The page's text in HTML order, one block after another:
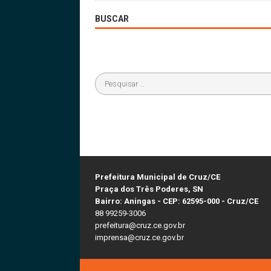
BUSCAR
Prefeitura Municipal de Cruz/CE
Praça dos Três Poderes, SN
Bairro: Aningas - CEP: 62595-000 - Cruz/CE
88 99259-3006
prefeitura@cruz.ce.gov.br
imprensa@cruz.ce.gov.br